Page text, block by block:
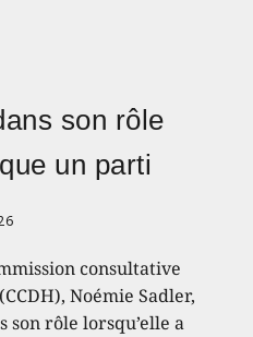
son rôle
un parti
consultative
Noémie Sadler,
rôle lorsqu’elle a